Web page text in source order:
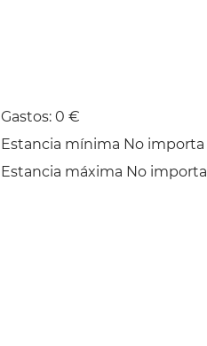
Gastos: 0 €
Estancia mínima No importa
Estancia máxima No importa